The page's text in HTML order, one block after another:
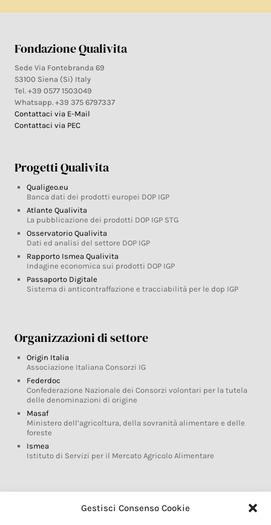
Gestisci Consenso Cookie
Fondazione Qualivita
Sede Via Fontebranda 69
53100 Siena (Si) Italy
Tel. +39 0577 1503049
Whatsapp. +39 375 6797337
Contattaci via E-Mail
Contattaci via PEC
Progetti Qualivita
Qualigeo.eu
Banca dati dei prodotti europei DOP IGP
Atlante Qualivita
La pubblicazione dei prodotti DOP IGP STG
Osservatorio Qualivita
Dati ed analisi del settore DOP IGP
Rapporto Ismea Qualivita
Indagine economica sui prodotti DOP IGP
Passaporto Digitale
Sistema di anticontraffazione e tracciabilità per le dop IGP
Organizzazioni di settore
Origin Italia
Associazione Italiana Consorzi IG
Federdoc
Confederazione Nazionale dei Consorzi volontari per la tutela
delle denominazioni di origine
Masaf
Ministero dell’agricoltura, della sovranità alimentare e delle
foreste
Ismea
Istituto di Servizi per il Mercato Agricolo Alimentare
Glossario DOP IGP